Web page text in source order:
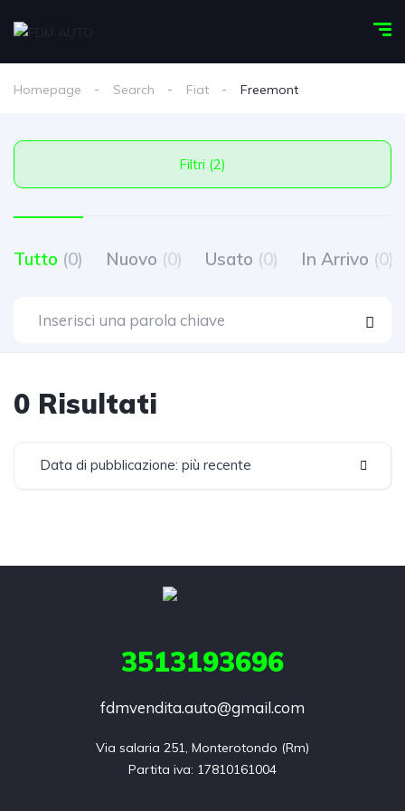
Homepage Search Fiat Freemont
Filtri (2)
Tutto (0) Nuovo (0) Usato (0) In Arrivo (0)
0 Risultati
Data di pubblicazione: più recente
3513193696
fdmvendita.auto@gmail.com
Via salaria 251, Monterotondo (Rm)